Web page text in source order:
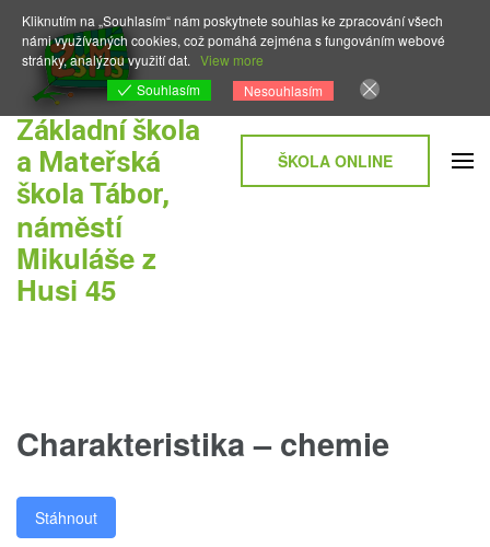
Přeskočit
obsah
(stiskněte
Enter)
Základní škola
a Mateřská
škola Tábor,
náměstí
Mikuláše z
Husi 45
ŠKOLA ONLINE
Charakteristika – chemie
Stáhnout
Kliknutím na „Souhlasím“ nám poskytnete souhlas ke zpracování všech
námi využívaných cookies, což pomáhá zejména s fungováním webové
stránky, analýzou využití dat. View more
Souhlasím
Nesouhlasím